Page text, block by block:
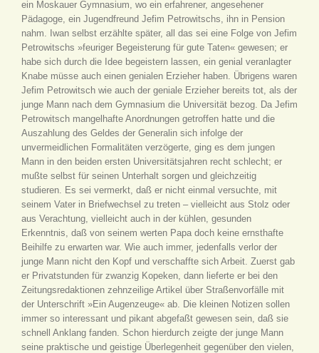
ein Moskauer Gymnasium, wo ein erfahrener, angesehener
Pädagoge, ein Jugendfreund Jefim Petrowitschs, ihn in Pension
nahm. Iwan selbst erzählte später, all das sei eine Folge von Jefim
Petrowitschs »feuriger Begeisterung für gute Taten« gewesen; er
habe sich durch die Idee begeistern lassen, ein genial veranlagter
Knabe müsse auch einen genialen Erzieher haben. Übrigens waren
Jefim Petrowitsch wie auch der geniale Erzieher bereits tot, als der
junge Mann nach dem Gymnasium die Universität bezog. Da Jefim
Petrowitsch mangelhafte Anordnungen getroffen hatte und die
Auszahlung des Geldes der Generalin sich infolge der
unvermeidlichen Formalitäten verzögerte, ging es dem jungen
Mann in den beiden ersten Universitätsjahren recht schlecht; er
mußte selbst für seinen Unterhalt sorgen und gleichzeitig
studieren. Es sei vermerkt, daß er nicht einmal versuchte, mit
seinem Vater in Briefwechsel zu treten – vielleicht aus Stolz oder
aus Verachtung, vielleicht auch in der kühlen, gesunden
Erkenntnis, daß von seinem werten Papa doch keine ernsthafte
Beihilfe zu erwarten war. Wie auch immer, jedenfalls verlor der
junge Mann nicht den Kopf und verschaffte sich Arbeit. Zuerst gab
er Privatstunden für zwanzig Kopeken, dann lieferte er bei den
Zeitungsredaktionen zehnzeilige Artikel über Straßenvorfälle mit
der Unterschrift »Ein Augenzeuge« ab. Die kleinen Notizen sollen
immer so interessant und pikant abgefaßt gewesen sein, daß sie
schnell Anklang fanden. Schon hierdurch zeigte der junge Mann
seine praktische und geistige Überlegenheit gegenüber den vielen,